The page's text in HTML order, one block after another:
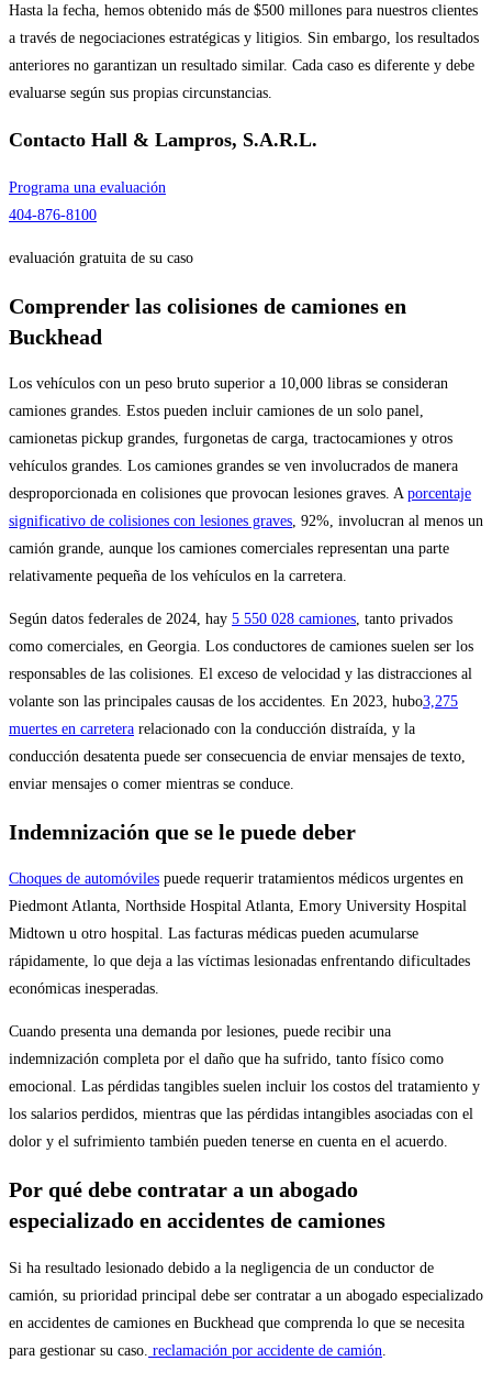
Hasta la fecha, hemos obtenido más de $500 millones para nuestros clientes
a través de negociaciones estratégicas y litigios. Sin embargo, los resultados
anteriores no garantizan un resultado similar. Cada caso es diferente y debe
evaluarse según sus propias circunstancias.
Contacto Hall & Lampros, S.A.R.L.
Programa una evaluación
404-876-8100
evaluación gratuita de su caso
Comprender las colisiones de camiones en
Buckhead
Los vehículos con un peso bruto superior a 10,000 libras se consideran
camiones grandes. Estos pueden incluir camiones de un solo panel,
camionetas pickup grandes, furgonetas de carga, tractocamiones y otros
vehículos grandes. Los camiones grandes se ven involucrados de manera
desproporcionada en colisiones que provocan lesiones graves. A porcentaje
significativo de colisiones con lesiones graves, 92%, involucran al menos un
camión grande, aunque los camiones comerciales representan una parte
relativamente pequeña de los vehículos en la carretera.
Según datos federales de 2024, hay 5 550 028 camiones, tanto privados
como comerciales, en Georgia. Los conductores de camiones suelen ser los
responsables de las colisiones. El exceso de velocidad y las distracciones al
volante son las principales causas de los accidentes. En 2023, hubo3,275
muertes en carretera relacionado con la conducción distraída, y la
conducción desatenta puede ser consecuencia de enviar mensajes de texto,
enviar mensajes o comer mientras se conduce.
Indemnización que se le puede deber
Choques de automóviles puede requerir tratamientos médicos urgentes en
Piedmont Atlanta, Northside Hospital Atlanta, Emory University Hospital
Midtown u otro hospital. Las facturas médicas pueden acumularse
rápidamente, lo que deja a las víctimas lesionadas enfrentando dificultades
económicas inesperadas.
Cuando presenta una demanda por lesiones, puede recibir una
indemnización completa por el daño que ha sufrido, tanto físico como
emocional. Las pérdidas tangibles suelen incluir los costos del tratamiento y
los salarios perdidos, mientras que las pérdidas intangibles asociadas con el
dolor y el sufrimiento también pueden tenerse en cuenta en el acuerdo.
Por qué debe contratar a un abogado
especializado en accidentes de camiones
Si ha resultado lesionado debido a la negligencia de un conductor de
camión, su prioridad principal debe ser contratar a un abogado especializado
en accidentes de camiones en Buckhead que comprenda lo que se necesita
para gestionar su caso. reclamación por accidente de camión